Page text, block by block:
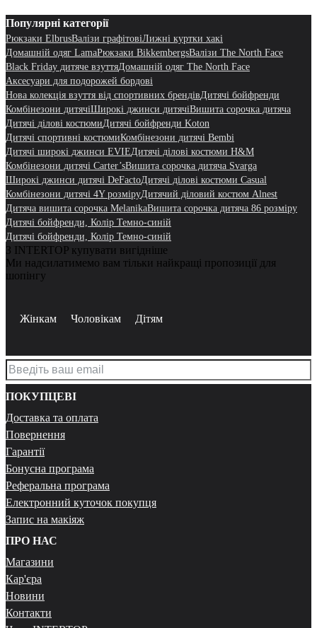
Популярні категорії
Рюкзаки ElbrusВалізи графітовіЛижні куртки хакі
Домашній одяг LamaРюкзаки BikkembergsВалізи The North Face
Black Friday дитяче взуттяДомашній одяг The North Face
Аксесуари для подорожей бордові
Нова колекція взуття від спортивних брендівДитячі бойфренди
Комбінезони дитячіШирокі джинси дитячіВишита сорочка дитяча
Дитячі ділові костюмиДитячі бойфренди Koton
Дитячі спортивні костюмиКомбінезони дитячі Bembi
Дитячі широкі джинси EVIEДитячі ділові костюми H&M
Комбінезони дитячі Carter’sВишита сорочка дитяча Svarga
Широкі джинси дитячі DeFactoДитячі ділові костюми Casual
Комбінезони дитячі 4Y розміруДитячий діловий костюм Alnest
Дитяча вишита сорочка MelanikaВишита сорочка дитяча 86 розміру
Дитячі бойфренди, Колір Темно-синій
Дитячі бойфренди, Колір Темно-синій
З INTERTOP купувати вигідніше
Ми надсилатимемо вам тільки найкращі пропозиції для
шопінгу
Жінкам Чоловікам Дітям
ПОКУПЦЕВІ
Доставка та оплата
Повернення
Гарантії
Бонусна програма
Реферальна програма
Електронний куточок покупця
Запис на макіяж
ПРО НАС
Магазини
Кар'єра
Новини
Контакти